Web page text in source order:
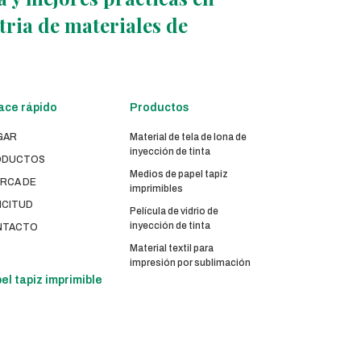
de materiales de
rápido
DE
tapiz imprimible
Productos
Material de tela de lona de
inyección de tinta
Medios de papel tapiz
imprimibles
Película de vidrio de
inyección de tinta
Material textil para
impresión por sublimación